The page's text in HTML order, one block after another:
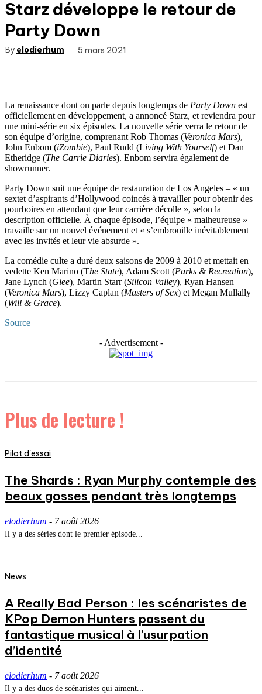
Starz développe le retour de
Party Down
By elodierhum 5 mars 2021
La renaissance dont on parle depuis longtemps de Party Down est
officiellement en développement, a annoncé Starz, et reviendra pour
une mini-série en six épisodes. La nouvelle série verra le retour de
son équipe d’origine, comprenant Rob Thomas (Veronica Mars),
John Enbom (iZombie), Paul Rudd (Living With Yourself) et Dan
Etheridge (The Carrie Diaries). Enbom servira également de
showrunner.
Party Down suit une équipe de restauration de Los Angeles – « un
sextet d’aspirants d’Hollywood coincés à travailler pour obtenir des
pourboires en attendant que leur carrière décolle », selon la
description officielle. À chaque épisode, l’équipe « malheureuse »
travaille sur un nouvel événement et « s’embrouille inévitablement
avec les invités et leur vie absurde ».
La comédie culte a duré deux saisons de 2009 à 2010 et mettait en
vedette Ken Marino (The State), Adam Scott (Parks & Recreation),
Jane Lynch (Glee), Martin Starr (Silicon Valley), Ryan Hansen
(Veronica Mars), Lizzy Caplan (Masters of Sex) et Megan Mullally
(Will & Grace).
Source
- Advertisement -
Plus de lecture !
Pilot d'essai
The Shards : Ryan Murphy contemple des
beaux gosses pendant très longtemps
elodierhum - 7 août 2026
Il y a des séries dont le premier épisode...
News
A Really Bad Person : les scénaristes de
KPop Demon Hunters passent du
fantastique musical à l’usurpation
d’identité
elodierhum - 7 août 2026
Il y a des duos de scénaristes qui aiment...